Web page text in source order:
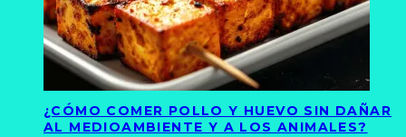
¿CÓMO COMER POLLO Y HUEVO SIN DAÑAR
AL MEDIOAMBIENTE Y A LOS ANIMALES?